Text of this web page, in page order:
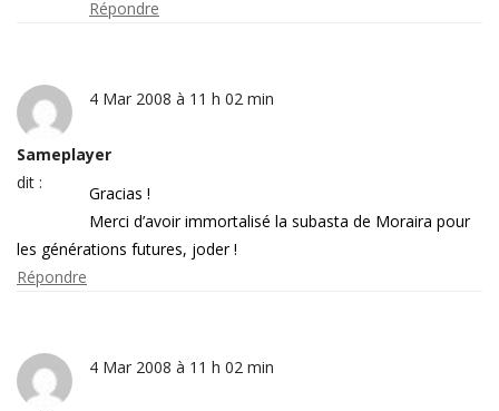
Répondre
Sameplayer
dit :
4 Mar 2008 à 11 h 02 min
Gracias !
Merci d’avoir immortalisé la subasta de Moraira pour
les générations futures, joder !
Répondre
4 Mar 2008 à 11 h 02 min